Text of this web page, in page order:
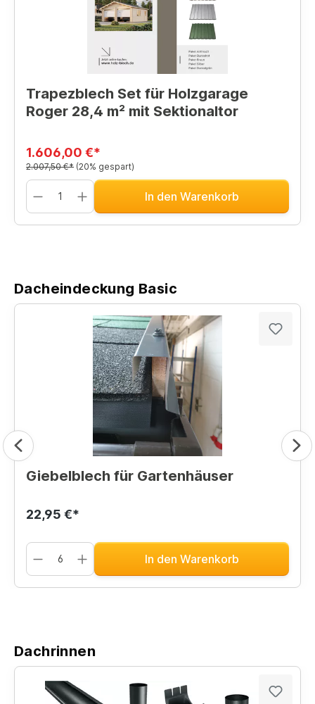
Trapezblech Set für Holzgarage
Roger 28,4 m² mit Sektionaltor
1.606,00 €*
2.007,50 €* (20% gespart)
In den Warenkorb
Dacheindeckung Basic
Giebelblech für Gartenhäuser
22,95 €*
In den Warenkorb
Dachrinnen